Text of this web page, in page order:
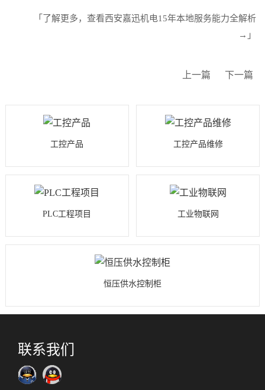
「了解更多，查看西安嘉迅机电15年本地服务能力全解析
→」
上一篇 下一篇
工控产品 工控产品维修
PLC工程项目 工业物联网
恒压供水控制柜
联系我们